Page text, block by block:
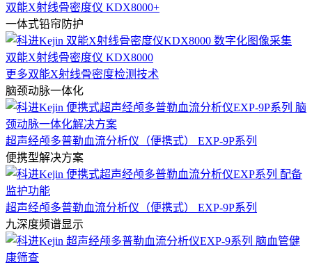
双能X射线骨密度仪 KDX8000+
一体式铅帘防护
双能X射线骨密度仪 KDX8000
更多双能X射线骨密度检测技术
脑颈动脉一体化
超声经颅多普勒血流分析仪（便携式） EXP-9P系列
便携型解决方案
超声经颅多普勒血流分析仪（便携式） EXP-9P系列
九深度频谱显示